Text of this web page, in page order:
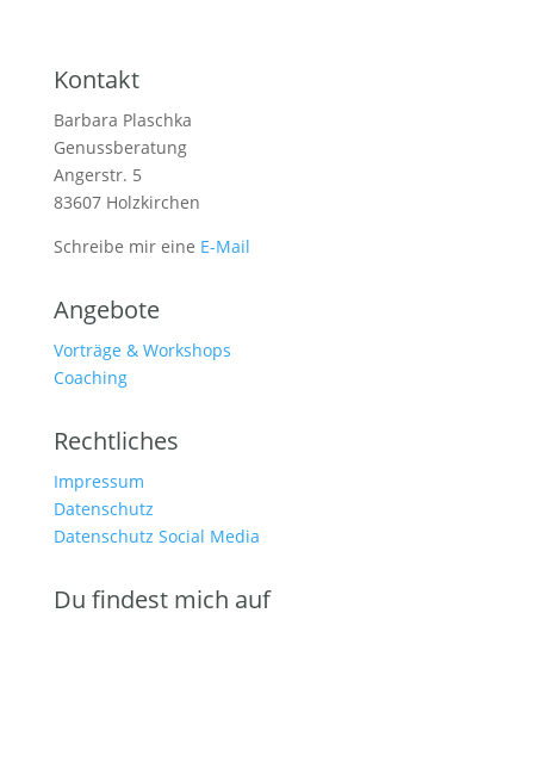
Kontakt
Barbara Plaschka
Genussberatung
Angerstr. 5
83607 Holzkirchen
Schreibe mir eine E-Mail
Angebote
Vorträge & Workshops
Coaching
Rechtliches
Impressum
Datenschutz
Datenschutz Social Media
Du findest mich auf